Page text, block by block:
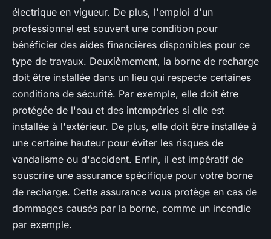
électrique en vigueur. De plus, l'emploi d'un
professionnel est souvent une condition pour
bénéficier des aides financières disponibles pour ce
type de travaux. Deuxièmement, la borne de recharge
doit être installée dans un lieu qui respecte certaines
conditions de sécurité. Par exemple, elle doit être
protégée de l'eau et des intempéries si elle est
installée à l'extérieur. De plus, elle doit être installée à
une certaine hauteur pour éviter les risques de
vandalisme ou d'accident. Enfin, il est impératif de
souscrire une assurance spécifique pour votre borne
de recharge. Cette assurance vous protège en cas de
dommages causés par la borne, comme un incendie
par exemple.